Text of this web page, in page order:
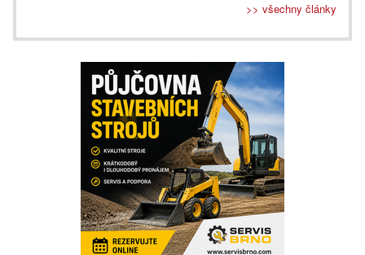
>> všechny články